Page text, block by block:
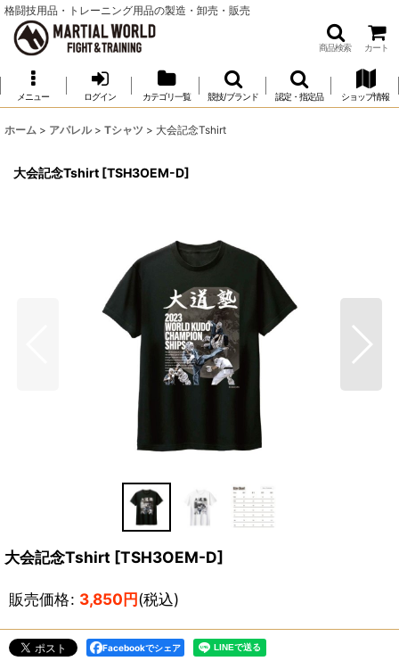
格闘技用品・トレーニング用品の製造・卸売・販売
商品検索 カート
メニュー ログイン カテゴリ一覧 競技/ブランド 認定・指定品 ショップ情報
ホーム > アパレル > Tシャツ > 大会記念Tshirt
大会記念Tshirt [TSH3OEM-D]
大会記念Tshirt [TSH3OEM-D]
販売価格: 3,850円(税込)
Facebookでシェア